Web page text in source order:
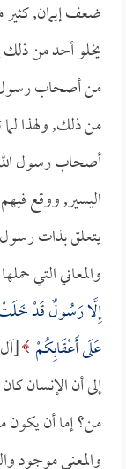
ضعف إيمان, كثير
يخلو أحد من ذلك
من أصحاب رسول
من ذلك, ولهذا
أصحاب رسول
اليسير, ووقع
يتعلق بذات
والمعاني التي
إِلَّا رَسُولٌ قَدْ خَلَتْ
عَلَى أَعْقَابِكُمْ
إلى أن الإنسان
من؟ إما أن
والمعنى موجود